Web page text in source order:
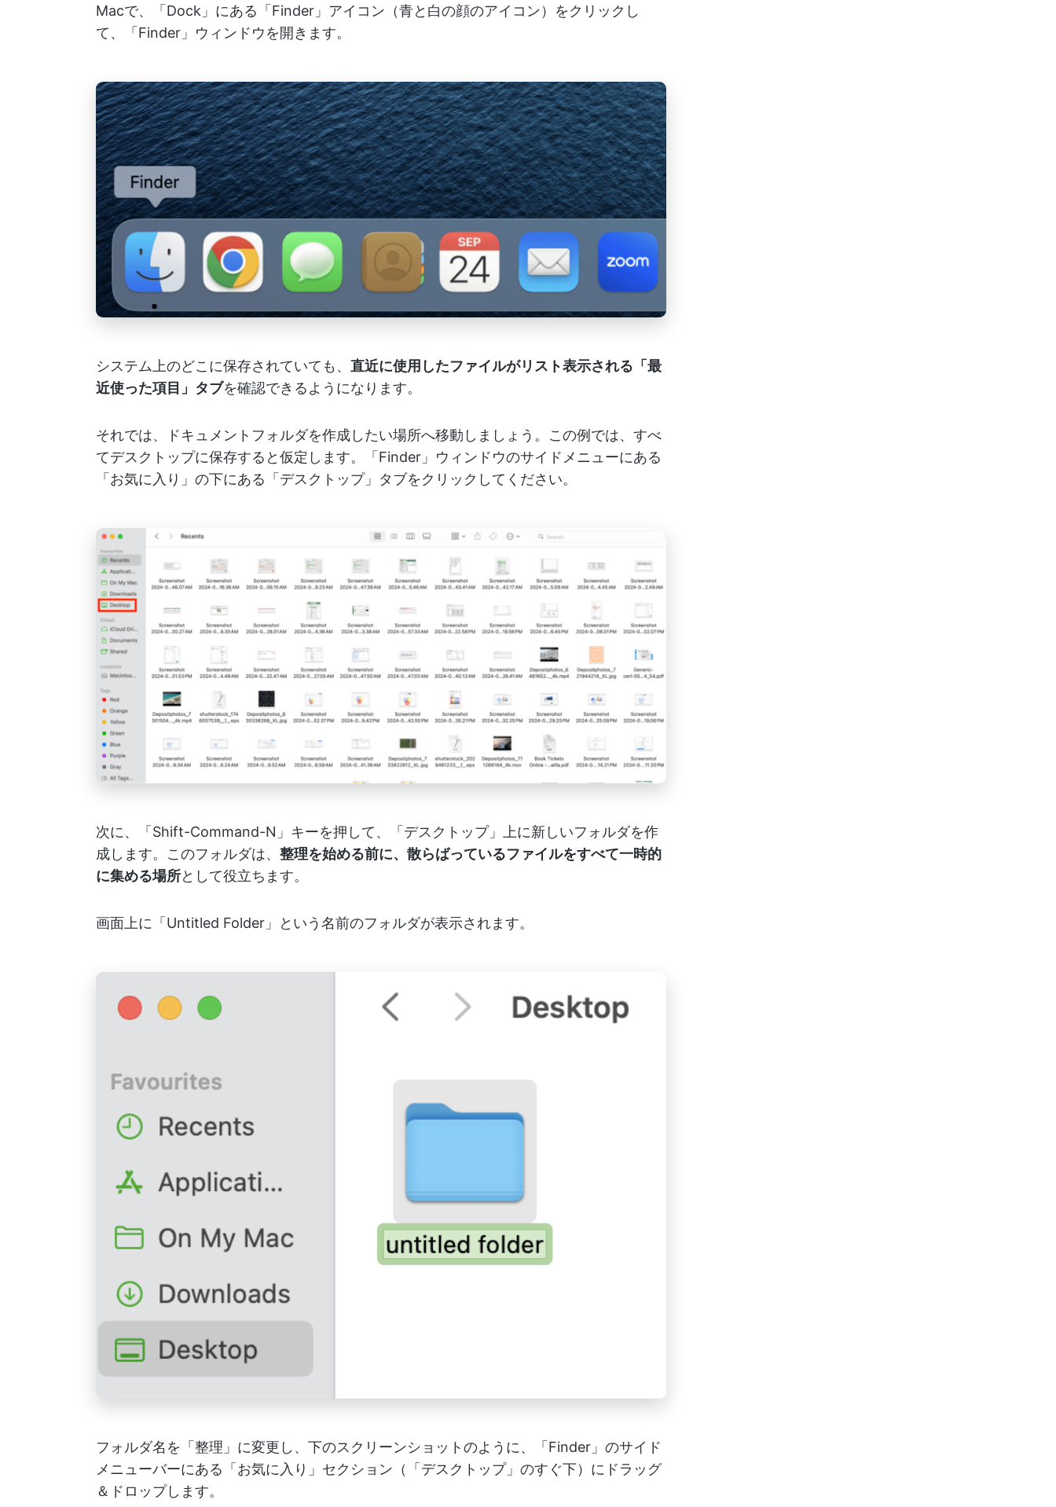
Macで、「Dock」にある「Finder」アイコン（青と白の顔のアイコン）をクリックし
て、「Finder」ウィンドウを開きます。
システム上のどこに保存されていても、 直近に使用したファイルがリスト表示される「最
近使った項目」タブを確認できるようになります。
それでは、ドキュメントフォルダを作成したい場所へ移動しましょう。この例では、すべ
てデスクトップに保存すると仮定します。「Finder」ウィンドウのサイドメニューにある
「お気に入り」の下にある「デスクトップ」タブをクリックしてください。
次に、「Shift-Command-N」キーを押して、「デスクトップ」上に新しいフォルダを作
成します。このフォルダは、 整理を始める前に、散らばっているファイルをすべて一時的
に集める場所として役立ちます。
画面上に「Untitled Folder」という名前のフォルダが表示されます。
フォルダ名を「整理」に変更し、下のスクリーンショットのように、「Finder」のサイド
メニューバーにある「お気に入り」セクション（「デスクトップ」のすぐ下）にドラッグ
＆ドロップします。